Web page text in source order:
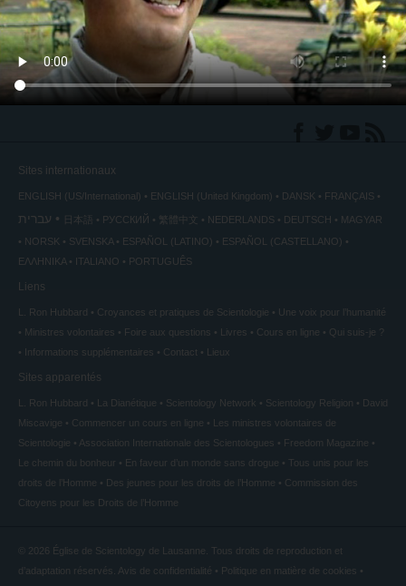
Sites internationaux
ENGLISH (US/International) ENGLISH (United Kingdom) DANSK FRANÇAIS
עברית 日本語 РУССКИЙ 繁體中文 NEDERLANDS DEUTSCH
MAGYAR
NORSK
SVENSKA ESPAÑOL (LATINO)
ESPAÑOL (CASTELLANO)
ΕΛΛΗΝΙΚA
ITALIANO PORTUGUÊS
Liens
L. Ron Hubbard Croyances et pratiques de Scientologie
Une voix pour l’humanité
Ministres volontaires
Foire aux questions Livres Cours en ligne
Qui suis-je ?
Informations supplémentaires
Contact Lieux
Sites apparentés
L. Ron Hubbard La Dianétique Scientology Network Scientology Religion
David
Miscavige
Commencer un cours en ligne
Les ministres volontaires de
Scientologie
Association Internationale des Scientologues
Freedom Magazine
Le chemin du bonheur
En faveur d’un monde sans drogue
Tous unis pour les
droits de l’Homme
Des jeunes pour les droits de l’Homme
Commission des
Citoyens pour les Droits de l’Homme
© 2026 Église de Scientology de Lausanne. Tous droits de reproduction et
d’adaptation réservés. Avis de confidentialité • Politique en matière de cookies •